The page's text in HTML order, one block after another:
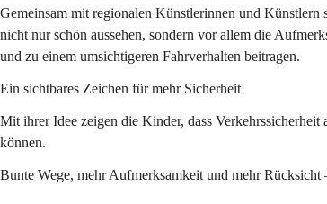
Gemeinsam mit regionalen Künstlerinnen und Künstlern
nicht nur schön aussehen, sondern vor allem die
und zu einem umsichtigeren Fahrverhalten beitragen.
Ein sichtbares Zeichen für mehr Sicherheit
Mit ihrer Idee zeigen die Kinder, dass
können.
Bunte Wege, mehr Aufmerksamkeit und mehr